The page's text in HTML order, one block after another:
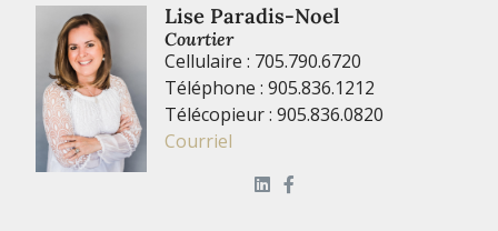
Lise Paradis-Noel
Courtier
Cellulaire : 705.790.6720
Téléphone : 905.836.1212
Télécopieur : 905.836.0820
Courriel